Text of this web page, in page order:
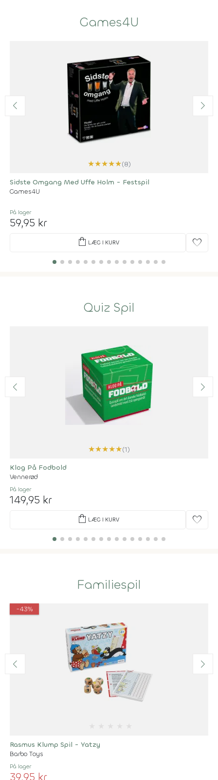
Games4U
★★★★★(8)
Sidste Omgang Med Uffe Holm - Festspil
Games4U
På lager
59,95 kr
shopping_bag LÆG I KURV favorite
Quiz Spil
★★★★★(1)
Klog På Fodbold
Vennerød
På lager
149,95 kr
shopping_bag LÆG I KURV favorite
Familiespil
-43%
Rasmus Klump Spil - Yatzy
Barbo Toys
På lager
39,95 kr